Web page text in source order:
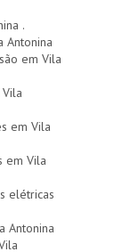
.
Antonina
em Vila
em Vila
em Vila
elétricas
Antonina